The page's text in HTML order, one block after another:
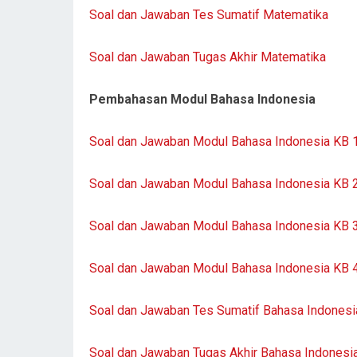
Soal dan Jawaban Tes Sumatif Matematika
Soal dan Jawaban Tugas Akhir Matematika
Pembahasan Modul Bahasa Indonesia
Soal dan Jawaban Modul Bahasa Indonesia KB 1
Soal dan Jawaban Modul Bahasa Indonesia KB
Soal dan Jawaban Modul Bahasa Indonesia KB 3
Soal dan Jawaban Modul Bahasa Indonesia KB
Soal dan Jawaban Tes Sumatif Bahasa
Soal dan Jawaban Tugas Akhir Bahasa